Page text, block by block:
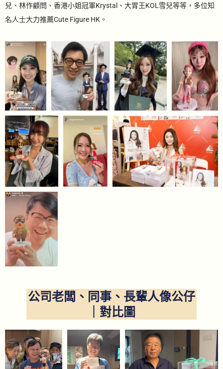
兒、林作顧問、香港小姐冠軍Krystal、大胃王KOL雪兒等等，多位知
名人士大力推薦Cute Figure HK。
公司老闆、同事、長輩人像公仔
｜對比圖